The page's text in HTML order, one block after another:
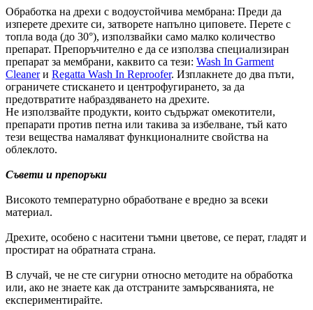
Обработка на дрехи с водоустойчива мембрана: Преди да
изперете дрехите си, затворете напълно циповете. Перете с
топла вода (до 30°), използвайки само малко количество
препарат. Препоръчително е да се използва специализиран
препарат за мембрани, каквито са тези: Wash In Garment
Cleanerи Regatta Wash In Reproofer. Изплакнете до два пъти,
ограничете стискането и центрофугирането, за да
предотвратите набраздяването на дрехите.
Не използвайте продукти, които съдържат омекотители,
препарати против петна или такива за избелване, тъй като
тези вещества намаляват функционалните свойства на
облеклото.
Съвети и препоръки
Високото температурно обработване е вредно за всеки
материал.
Дрехите, особено с наситени тъмни цветове, се перат, гладят и
простират на обратната страна.
В случай, че не сте сигурни относно методите на обработка
или, ако не знаете как да отстраните замърсяванията, не
експериментирайте.